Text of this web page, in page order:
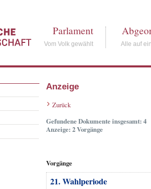
Parlament
Vom Volk gewählt Alle auf
Anzeige
Zurück
Gefundene Dokumente insgesamt: 4
Anzeige: 2 Vorgänge
Vorgänge
21. Wahlperiode